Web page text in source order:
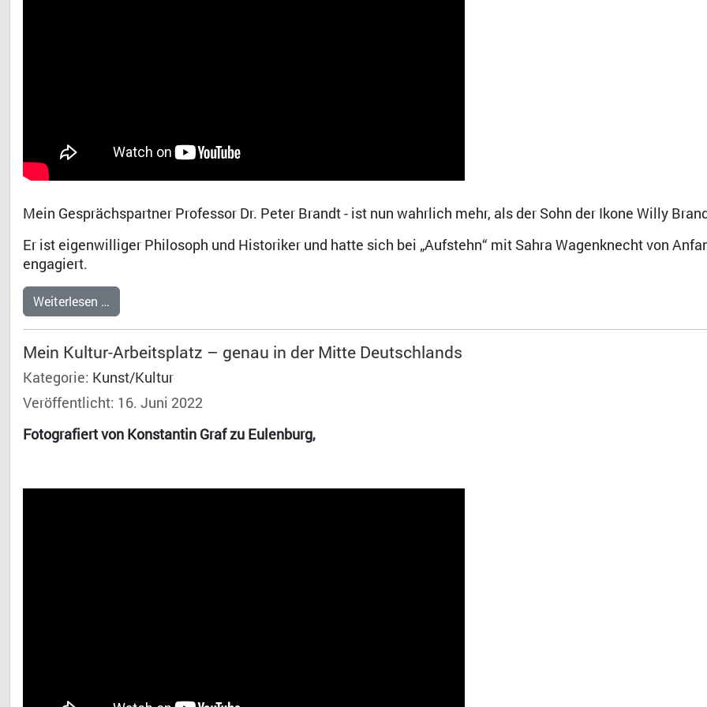
Mein Gesprächspartner Professor Dr. Peter Brandt - ist nun wahrlich mehr, als der Sohn der Ikone Willy
Er ist eigenwilliger Philosoph und Historiker und hatte sich bei „Aufstehn“ mit Sahra Wagenknecht von
engagiert.
Weiterlesen …
Mein Kultur-Arbeitsplatz – genau in der Mitte Deutschlands
Kategorie: Kunst/Kultur
Veröffentlicht: 16. Juni 2022
Fotografiert von Konstantin Graf zu Eulenburg,